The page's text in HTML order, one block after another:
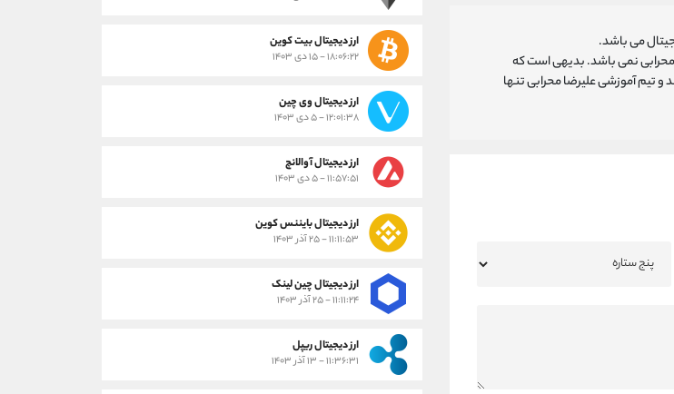
می باشد.
محرابی نمی باشد. بدیهی است که
تیم آموزشی علیرضا محرابی تنها
ارز دیجیتال بیت کوین
۱۸:۰۶:۲۲ - ۱۵ دی ۱۴۰۳
ارز دیجیتال وی چین
۱۲:۰۱:۳۸ - ۵ دی ۱۴۰۳
ارز دیجیتال آوالانچ
۱۱:۵۷:۵۱ - ۵ دی ۱۴۰۳
ارز دیجیتال بایننس کوین
۱۱:۱۱:۵۳ - ۲۵ آذر ۱۴۰۳
ارز دیجیتال چین لینک
۱۱:۱۱:۲۴ - ۲۵ آذر ۱۴۰۳
ارز دیجیتال ریپل
۱۱:۳۶:۳۱ - ۱۳ آذر ۱۴۰۳